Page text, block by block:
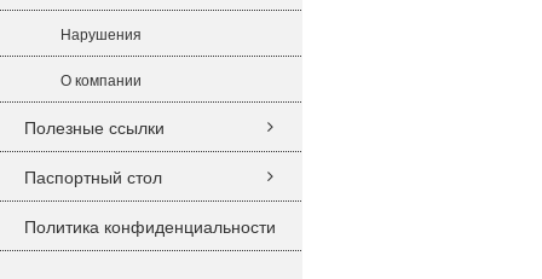
Нарушения
О компании
Полезные ссылки
Паспортный стол
Политика конфиденциальности